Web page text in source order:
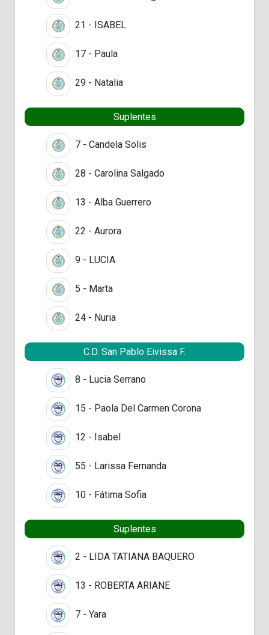
21 - ISABEL
17 - Paula
29 - Natalia
Suplentes
7 - Candela Solis
28 - Carolina Salgado
13 - Alba Guerrero
22 - Aurora
9 - LUCIA
5 - Marta
24 - Nuria
C.D. San Pablo Eivissa F.
8 - Lucia Serrano
15 - Paola Del Carmen Corona
12 - Isabel
55 - Larissa Fernanda
10 - Fátima Sofia
Suplentes
2 - LIDA TATIANA BAQUERO
13 - ROBERTA ARIANE
7 - Yara